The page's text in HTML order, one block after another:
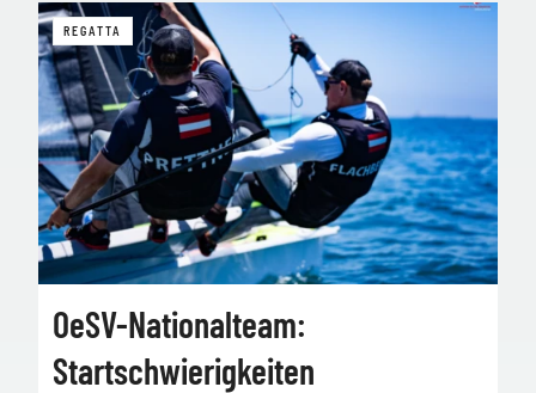
REGATTA
OeSV-Nationalteam:
Startschwierigkeiten